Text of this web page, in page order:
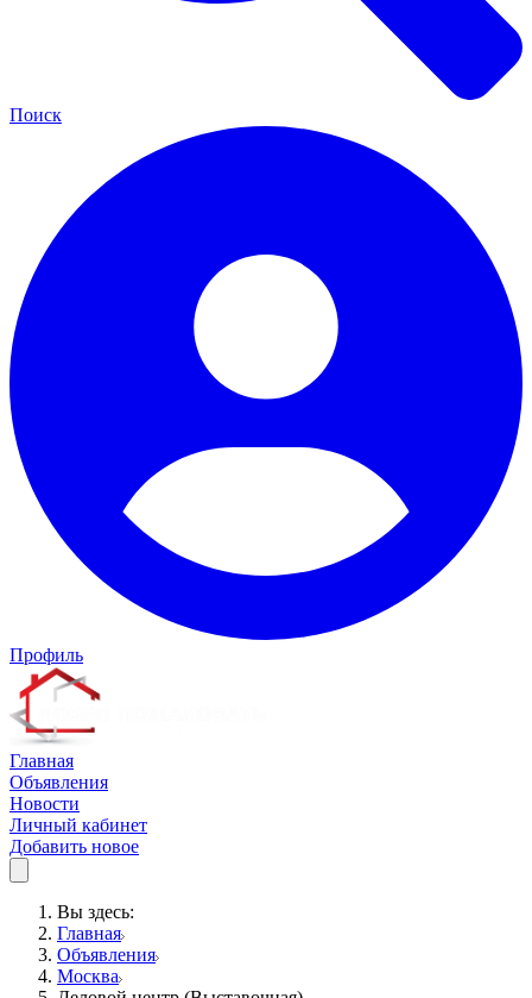
Поиск
Профиль
Главная
Объявления
Новости
Личный кабинет
Добавить новое
Вы здесь:
Главная
Объявления
Москва